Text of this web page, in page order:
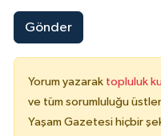
Gönder
Yorum yazarak topluluk
ve tüm sorumluluğu
Yaşam Gazetesi hiçbir